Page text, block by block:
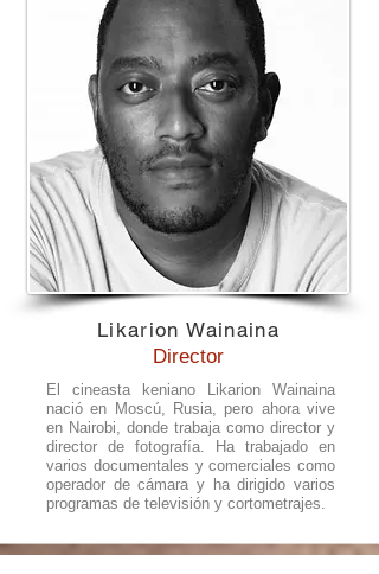
Likarion Wainaina
Director
El cineasta keniano Likarion Wainaina
nació en Moscú, Rusia, pero ahora vive
en Nairobi, donde trabaja como director y
director de fotografía. Ha trabajado en
varios documentales y comerciales como
operador de cámara y ha dirigido varios
programas de televisión y cortometrajes.